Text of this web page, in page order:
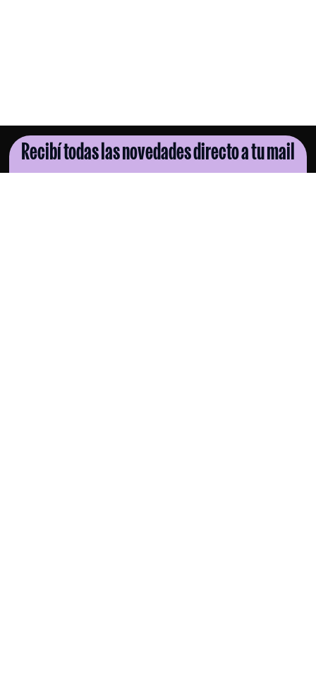
Recibí todas las novedades directo a tu mail